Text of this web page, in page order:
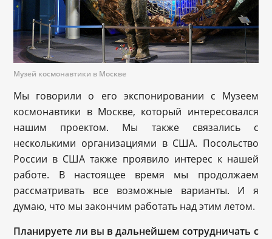
Музей космонавтики в Москве
Мы говорили о его экспонировании с Музеем
космонавтики в Москве, который интересовался
нашим проектом. Мы также связались с
несколькими организациями в США. Посольство
России в США также проявило интерес к нашей
работе. В настоящее время мы продолжаем
рассматривать все возможные варианты. И я
думаю, что мы закончим работать над этим летом.
Планируете ли вы в дальнейшем сотрудничать с